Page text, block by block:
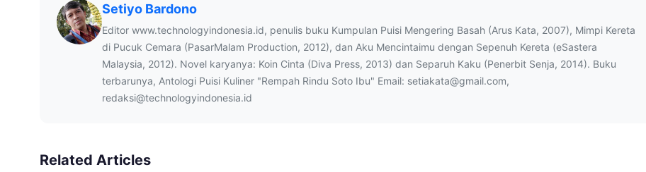
Setiyo Bardono
Editor www.technologyindonesia.id, penulis buku Kumpulan Puisi Mengering Basah (Arus Kata, 2007), Mimpi Kereta
di Pucuk Cemara (PasarMalam Production, 2012), dan Aku Mencintaimu dengan Sepenuh Kereta (eSastera
Malaysia, 2012). Novel karyanya: Koin Cinta (Diva Press, 2013) dan Separuh Kaku (Penerbit Senja, 2014). Buku
terbarunya, Antologi Puisi Kuliner "Rempah Rindu Soto Ibu" Email: setiakata@gmail.com,
redaksi@technologyindonesia.id
Related Articles